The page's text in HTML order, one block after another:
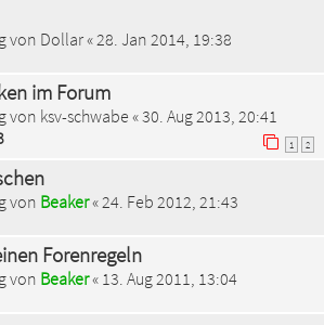
von Dollar« 28. Jan 2014, 19:38
im Forum
von ksv-schwabe «30. Aug 2013, 20:41
1 2
von Beaker« 24. Feb 2012, 21:43
Forenregeln
von Beaker« 13. Aug 2011, 13:04